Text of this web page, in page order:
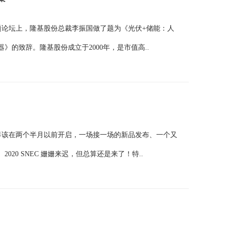
坛上，隆基股份总裁李振国做了题为《光伏+储能：人
的致辞。隆基股份成立于2000年，是市值高..
在两个半月以前开启，一场接一场的新品发布、一个又
SNEC 姗姗来迟，但总算还是来了！特..